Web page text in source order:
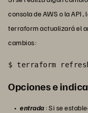
consola de AWS o la API
terraform actualizará el
cambios:
$ terraform
Opciones e
entrada : Si se